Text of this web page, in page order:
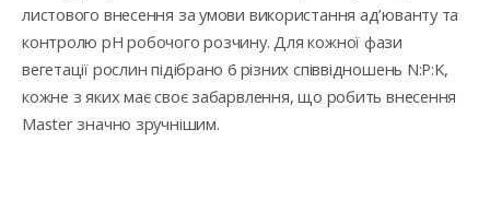
листового внесення за умови використання ад’юванту та
контролю рН робочого розчину. Для кожної фази
вегетації рослин підібрано 6 різних співвідношень N:P:K,
кожне з яких має своє забарвлення, що робить внесення
Master значно зручнішим.